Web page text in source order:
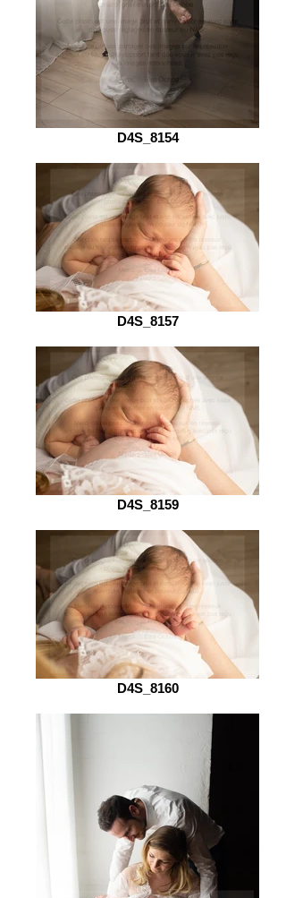
D4S_8154
D4S_8157
D4S_8159
D4S_8160